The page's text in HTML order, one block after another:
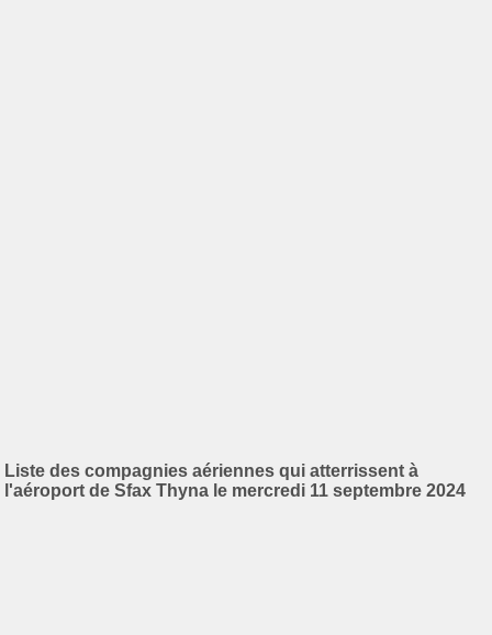
Liste des compagnies aériennes qui atterrissent à
l'aéroport de Sfax Thyna le mercredi 11 septembre 2024